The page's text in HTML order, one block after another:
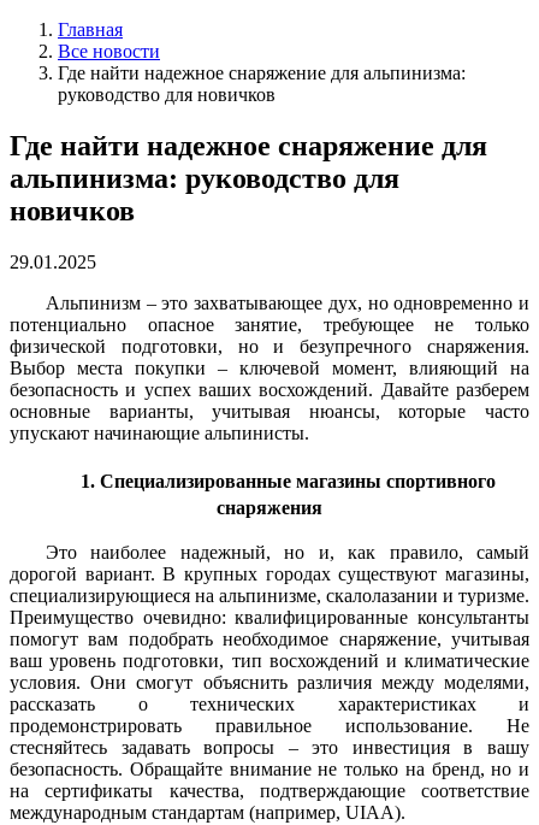
Главная
Все новости
Где найти надежное снаряжение для альпинизма:
руководство для новичков
Где найти надежное снаряжение для
альпинизма: руководство для
новичков
29.01.2025
Альпинизм – это захватывающее дух, но одновременно и
потенциально опасное занятие, требующее не только
физической подготовки, но и безупречного снаряжения.
Выбор места покупки – ключевой момент, влияющий на
безопасность и успех ваших восхождений. Давайте разберем
основные варианты, учитывая нюансы, которые часто
упускают начинающие альпинисты.
1. Специализированные магазины спортивного
снаряжения
Это наиболее надежный, но и, как правило, самый
дорогой вариант. В крупных городах существуют магазины,
специализирующиеся на альпинизме, скалолазании и туризме.
Преимущество очевидно: квалифицированные консультанты
помогут вам подобрать необходимое снаряжение, учитывая
ваш уровень подготовки, тип восхождений и климатические
условия. Они смогут объяснить различия между моделями,
рассказать о технических характеристиках и
продемонстрировать правильное использование. Не
стесняйтесь задавать вопросы – это инвестиция в вашу
безопасность. Обращайте внимание не только на бренд, но и
на сертификаты качества, подтверждающие соответствие
международным стандартам (например, UIAA).